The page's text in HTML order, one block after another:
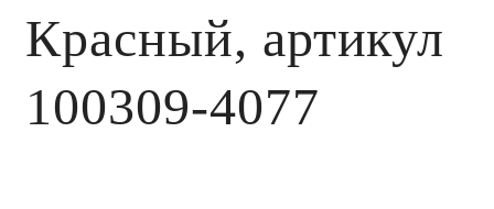
Красный, артикул
100309-4077